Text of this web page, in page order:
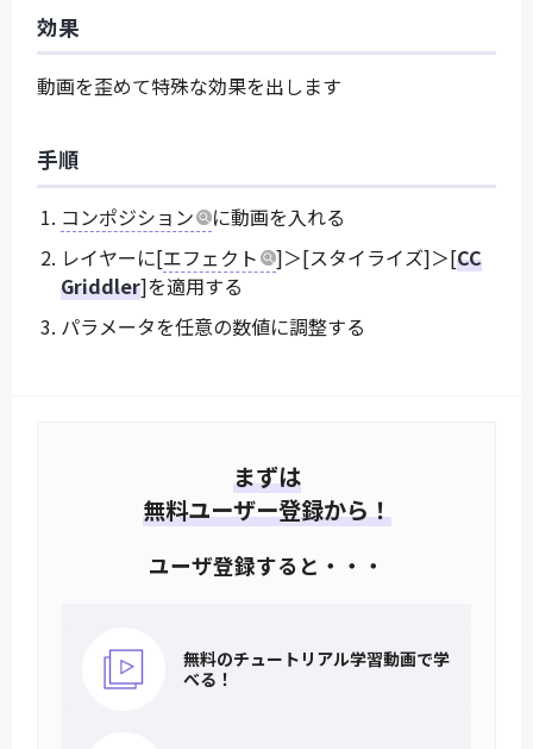
効果
動画を歪めて特殊な効果を出します
手順
コンポジション
に動画を入れる
レイヤーに[エフェクト ]＞[スタイライズ]＞[CC
Griddler]を適用する
パラメータを任意の数値に調整する
まずは
無料ユーザー登録から！
ユーザ登録すると・・・
無料のチュートリアル学習動画で学
べる！